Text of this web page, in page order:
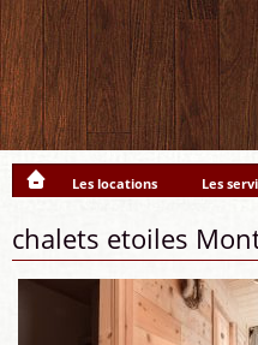
Les locations Les
chalets etoiles